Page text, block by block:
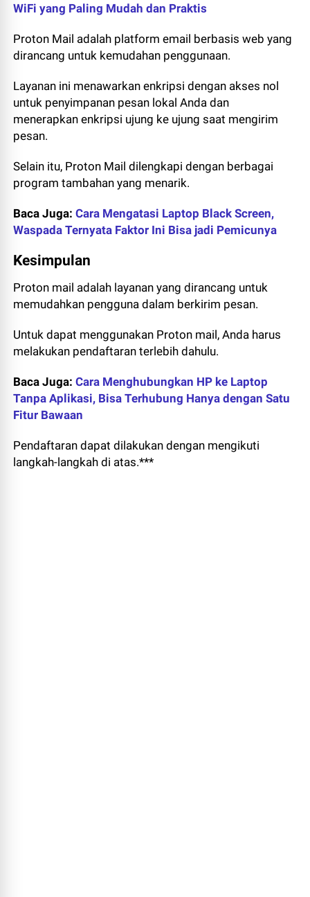
WiFi yang Paling Mudah dan Praktis
Proton Mail adalah platform email berbasis web yang
dirancang untuk kemudahan penggunaan.
Layanan ini menawarkan enkripsi dengan akses nol
untuk penyimpanan pesan lokal Anda dan
menerapkan enkripsi ujung ke ujung saat mengirim
pesan.
Selain itu, Proton Mail dilengkapi dengan berbagai
program tambahan yang menarik.
Baca Juga:Cara Mengatasi Laptop Black Screen,
Waspada Ternyata Faktor Ini Bisa jadi Pemicunya
Kesimpulan
Proton mail adalah layanan yang dirancang untuk
memudahkan pengguna dalam berkirim pesan.
Untuk dapat menggunakan Proton mail, Anda harus
melakukan pendaftaran terlebih dahulu.
Baca Juga:Cara Menghubungkan HP ke Laptop
Tanpa Aplikasi, Bisa Terhubung Hanya dengan Satu
Fitur Bawaan
Pendaftaran dapat dilakukan dengan mengikuti
langkah-langkah di atas.***